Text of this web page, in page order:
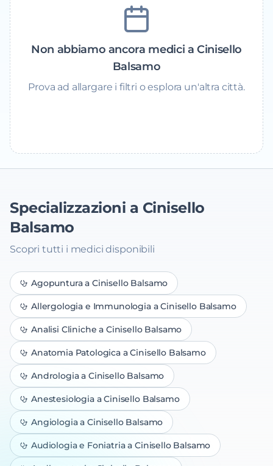
Non abbiamo ancora medici a Cinisello
Balsamo
Prova ad allargare i filtri o esplora un'altra città.
Specializzazioni a Cinisello
Balsamo
Scopri tutti i medici disponibili
Agopunturaa Cinisello Balsamo
Allergologia e Immunologiaa Cinisello Balsamo
Analisi Cliniche a Cinisello Balsamo
Anatomia Patologicaa Cinisello Balsamo
Andrologiaa Cinisello Balsamo
Anestesiologiaa Cinisello Balsamo
Angiologiaa Cinisello Balsamo
Audiologia e Foniatriaa Cinisello Balsamo